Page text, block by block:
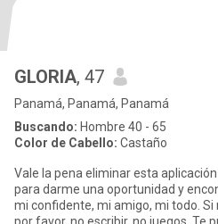
GLORIA, 47
Panamá, Panamá, Panamá
Buscando: Hombre 40 - 65
Color de Cabello: Castaño
Vale la pena eliminar esta
para darme una oportunidad y
mi confidente, mi amigo, mi todo. Si